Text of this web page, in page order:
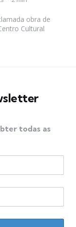
obra de
Cultural
todas as